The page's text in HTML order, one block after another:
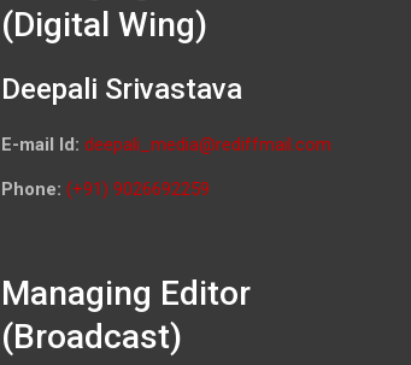
(Digital Wing)
Deepali Srivastava
E-mail Id: deepali_media@rediffmail.com
Phone: (+91) 9026692259
Managing Editor
(Broadcast)